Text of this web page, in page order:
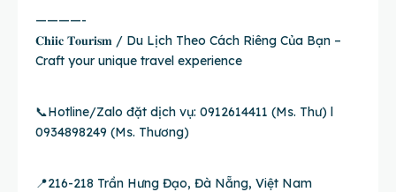
————-
𝐂𝐡𝐢𝐢𝐜 𝐓𝐨𝐮𝐫𝐢𝐬𝐦 / Du Lịch Theo Cách Riêng Của Bạn –
Craft your unique travel experience
📞Hotline/Zalo đặt dịch vụ: 0912614411 (Ms. Thư) l
0934898249 (Ms. Thương)
📍216-218 Trần Hưng Đạo, Đà Nẵng, Việt Nam